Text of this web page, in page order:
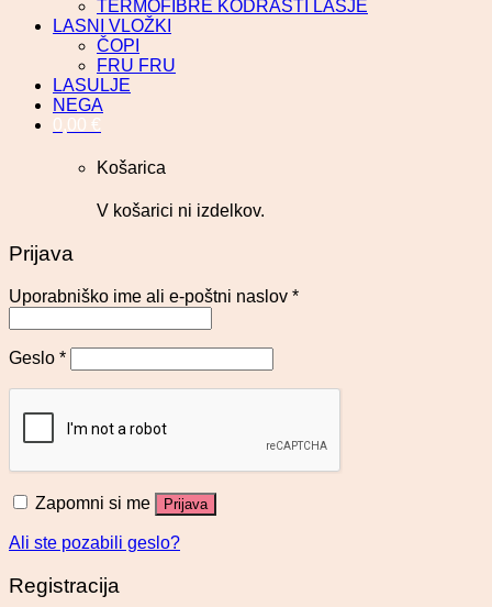
TERMOFIBRE KODRASTI LASJE
LASNI VLOŽKI
ČOPI
FRU FRU
LASULJE
NEGA
0,00 €
Košarica
V košarici ni izdelkov.
Prijava
Uporabniško ime ali e-poštni naslov *
Geslo *
Zapomni si me Prijava
Ali ste pozabili geslo?
Registracija